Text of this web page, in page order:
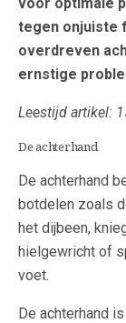
tegen onjuiste
overdreven
ernstige
Leestijd artikel:
De achterhand
De achterhand
botdelen zoals
het dijbeen,
hielgewricht of
voet.
De achterhand